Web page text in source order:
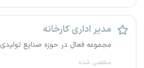
مدیر اداری کارخانه
مجموعه فعال در حوزه صنایع تولیدی
منقضی شده